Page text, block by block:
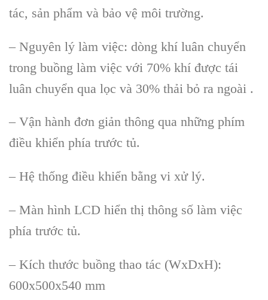
tác, sản phẩm và bảo vệ môi trường.
– Nguyên lý làm việc: dòng khí luân chuyển
trong buồng làm việc với 70% khí được tái
luân chuyển qua lọc và 30% thải bỏ ra ngoài .
– Vận hành đơn giản thông qua những phím
điều khiển phía trước tủ.
– Hệ thống điều khiển bằng vi xử lý.
– Màn hình LCD hiển thị thông số làm việc
phía trước tủ.
– Kích thước buồng thao tác (WxDxH):
600x500x540 mm